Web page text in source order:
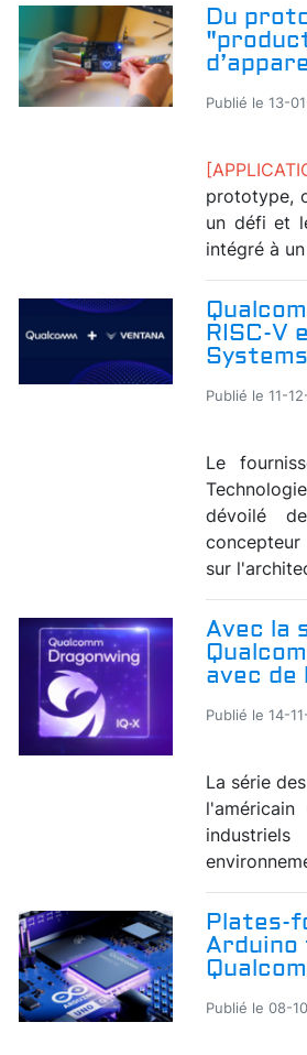
Du
Publié le 13-
prototype,
un défi et
intégré à
RISC-V
Systems
Publié le 11-
Le
dévoilé
sur
Avec la
avec de
Publié le 14-
La série
Plates-
Arduino
Publié le 08-